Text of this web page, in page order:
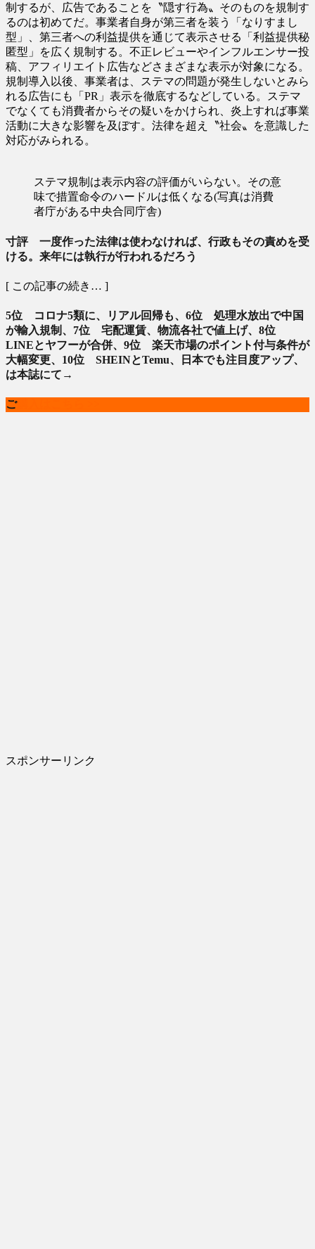
制するが、広告であることを〝隠す行為〟そのものを規制す
るのは初めてだ。事業者自身が第三者を装う「なりすまし
型」、第三者への利益提供を通じて表示させる「利益提供秘
匿型」を広く規制する。不正レビューやインフルエンサー投
稿、アフィリエイト広告などさまざまな表示が対象になる。
規制導入以後、事業者は、ステマの問題が発生しないとみら
れる広告にも「PR」表示を徹底するなどしている。ステマ
でなくても消費者からその疑いをかけられ、炎上すれば事業
活動に大きな影響を及ぼす。法律を超え〝社会〟を意識した
対応がみられる。
ステマ規制は表示内容の評価がいらない。その意
味で措置命令のハードルは低くなる(写真は消費
者庁がある中央合同庁舎)
寸評 一度作った法律は使わなければ、行政もその責めを受
ける。来年には執行が行われるだろう
[ この記事の続き… ]
5位 コロナ5類に、リアル回帰も、6位 処理水放出で中国
が輸入規制、7位 宅配運賃、物流各社で値上げ、8位
LINEとヤフーが合併、9位 楽天市場のポイント付与条件が
大幅変更、10位 SHEINとTemu、日本でも注目度アップ、
は本誌にて→
ご購入はこちら >>
スポンサーリンク